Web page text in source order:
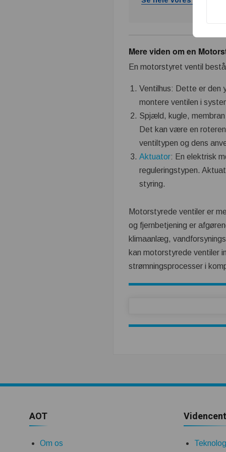
Mere viden om en
En motorstyret ventil
Ventilhus: Dette er den
montere ventilen i
Spjæld, kugle,
Det kan være en
ventiltypen og dens
Aktuator: En elektrisk
reguleringstypen.
styring.
Motorstyrede ventiler er
og fjernbetjening er
klimaanlæg,
kan motorstyrede ventiler
strømningsprocesser i
AOT
Om os